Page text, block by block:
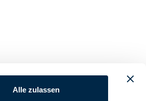
Alle zulassen